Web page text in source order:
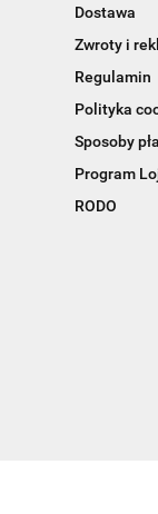
Dostawa
Zwroty i
Regulamin
Polityka
Sposoby
Program
RODO